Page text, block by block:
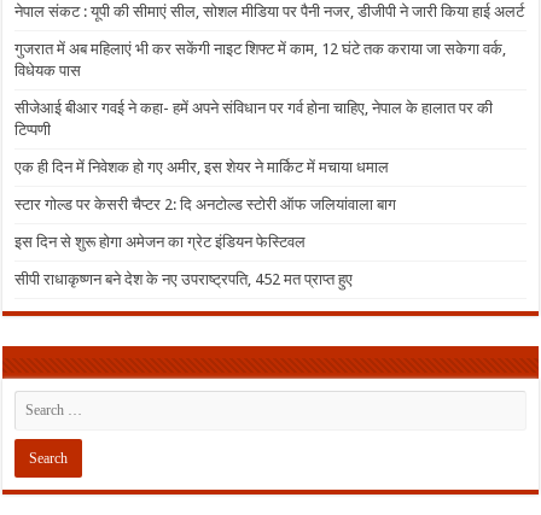
नेपाल संकट : यूपी की सीमाएं सील, सोशल मीडिया पर पैनी नजर, डीजीपी ने जारी किया हाई अलर्ट
गुजरात में अब महिलाएं भी कर सकेंगी नाइट शिफ्ट में काम, 12 घंटे तक कराया जा सकेगा वर्क,
विधेयक पास
सीजेआई बीआर गवई ने कहा- हमें अपने संविधान पर गर्व होना चाहिए, नेपाल के हालात पर की
टिप्पणी
एक ही दिन में निवेशक हो गए अमीर, इस शेयर ने मार्किट में मचाया धमाल
स्टार गोल्ड पर केसरी चैप्टर 2: दि अनटोल्ड स्टोरी ऑफ जलियांवाला बाग
इस दिन से शुरू होगा अमेजन का ग्रेट इंडियन फेस्टिवल
सीपी राधाकृष्णन बने देश के नए उपराष्ट्रपति, 452 मत प्राप्त हुए